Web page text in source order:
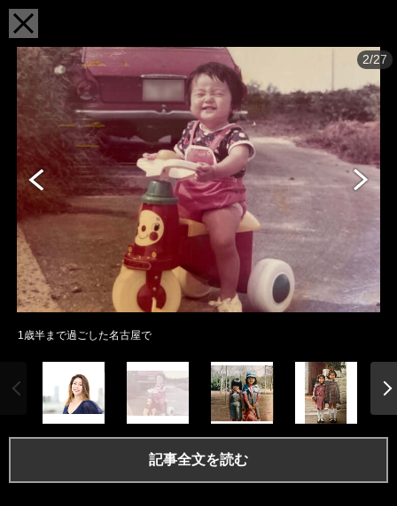
2/27
1歳半まで過ごした名古屋で
記事全文を読む